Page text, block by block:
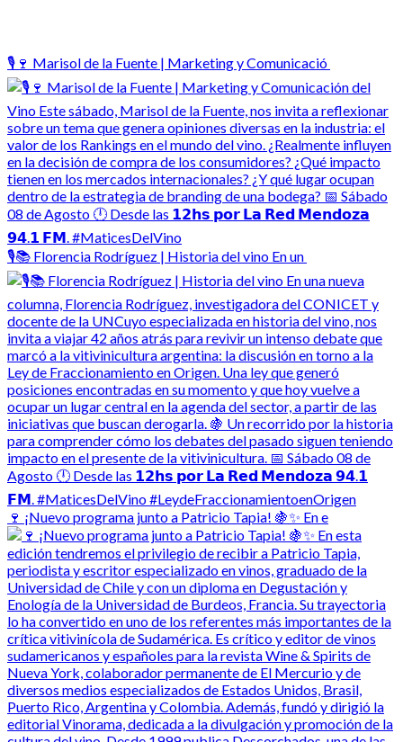
🎙️🍷 Marisol de la Fuente | Marketing y Comunicació
🎙️📚 Florencia Rodríguez | Historia del vino En un
🍷 ¡Nuevo programa junto a Patricio Tapia! 🍇✨ En e